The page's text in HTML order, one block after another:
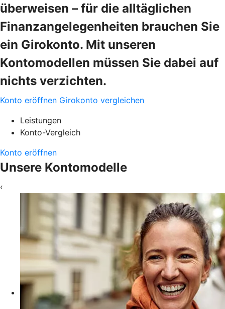
überweisen – für die alltäglichen
Finanzangelegenheiten brauchen Sie
ein Girokonto. Mit unseren
Kontomodellen müssen Sie dabei auf
nichts verzichten.
Konto eröffnen Girokonto vergleichen
Leistungen
Konto-Vergleich
Konto eröffnen
Unsere Kontomodelle
‹